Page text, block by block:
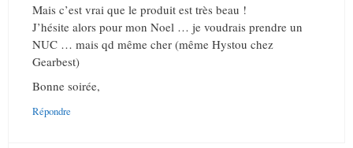
Mais c’est vrai que le produit est très beau !
J’hésite alors pour mon Noel … je voudrais prendre un
NUC … mais qd même cher (même Hystou chez
Gearbest)
Bonne soirée,
Répondre